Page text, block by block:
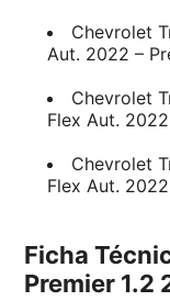
Chevrolet
Aut. 2022 –
Chevrolet
Flex Aut.
Chevrolet
Flex Aut.
Ficha
Premier 1.2